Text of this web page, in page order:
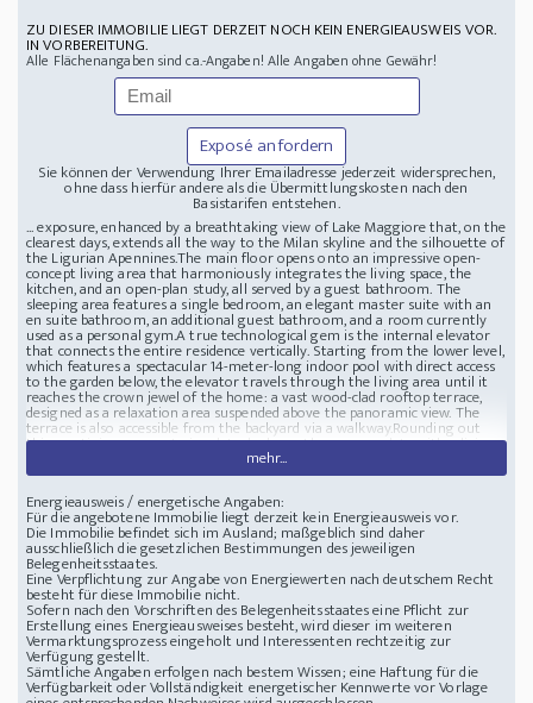
ZU DIESER IMMOBILIE LIEGT DERZEIT NOCH KEIN ENERGIEAUSWEIS VOR.
IN VORBEREITUNG.
Alle Flächenangaben sind ca.-Angaben! Alle Angaben ohne Gewähr!
Exposé anfordern
Sie können der Verwendung Ihrer Emailadresse jederzeit widersprechen,
ohne dass hierfür andere als die Übermittlungskosten nach den
Basistarifen entstehen.
... exposure, enhanced by a breathtaking view of Lake Maggiore that, on the
clearest days, extends all the way to the Milan skyline and the silhouette of
the Ligurian Apennines.The main floor opens onto an impressive open-
concept living area that harmoniously integrates the living space, the
kitchen, and an open-plan study, all served by a guest bathroom. The
sleeping area features a single bedroom, an elegant master suite with an
en suite bathroom, an additional guest bathroom, and a room currently
used as a personal gym.A true technological gem is the internal elevator
that connects the entire residence vertically. Starting from the lower level,
which features a spectacular 14-meter-long indoor pool with direct access
to the garden below, the elevator travels through the living area until it
reaches the crown jewel of the home: a vast wood-clad rooftop terrace,
designed as a relaxation area suspended above the panoramic view. The
terrace is also accessible from the backyard via a walkway.Rounding out
this prestigious property is a detached guesthouse-complete with a living
room, bedroom, and private bathroom-a well-maintained garden
surrounding the property, and a modern garage with an electric sectional
door. A home without compromise, designed to inspire and strategically
located thanks to its proximity to major highways, which provide quick
access to both downtown Milan and Milan Malpensa International Airport,
making it ideal for a global clientele as well.
Lage Located in Tapigliano (Alto Vergante), on a sunny hillside, the villa
offers privacy and a unique view of Lake Maggiore and the Milan skyline.
The location combines the tranquility of nature with the convenience of
the amenities and towns of Arona and Stresa. The location is strategically
convenient: via the nearby A26 highway, Milan Malpensa International
Airport is just 35-40 minutes away, while downtown Milan is about an
hour away.Ausstattung The villa features a spectacular 14-meter indoor
pool and a private elevator that serves all levels. Comfort is guaranteed
thanks to the garage with an electric sectional door, a room currently used
as a gym, and a dedicated laundry room. The outdoor areas include a
mehr...
Energieausweis / energetische Angaben:
Für die angebotene Immobilie liegt derzeit kein Energieausweis vor.
Die Immobilie befindet sich im Ausland; maßgeblich sind daher
ausschließlich die gesetzlichen Bestimmungen des jeweiligen
Belegenheitsstaates.
Eine Verpflichtung zur Angabe von Energiewerten nach deutschem Recht
besteht für diese Immobilie nicht.
Sofern nach den Vorschriften des Belegenheitsstaates eine Pflicht zur
Erstellung eines Energieausweises besteht, wird dieser im weiteren
Vermarktungsprozess eingeholt und Interessenten rechtzeitig zur
Verfügung gestellt.
Sämtliche Angaben erfolgen nach bestem Wissen; eine Haftung für die
Verfügbarkeit oder Vollständigkeit energetischer Kennwerte vor Vorlage